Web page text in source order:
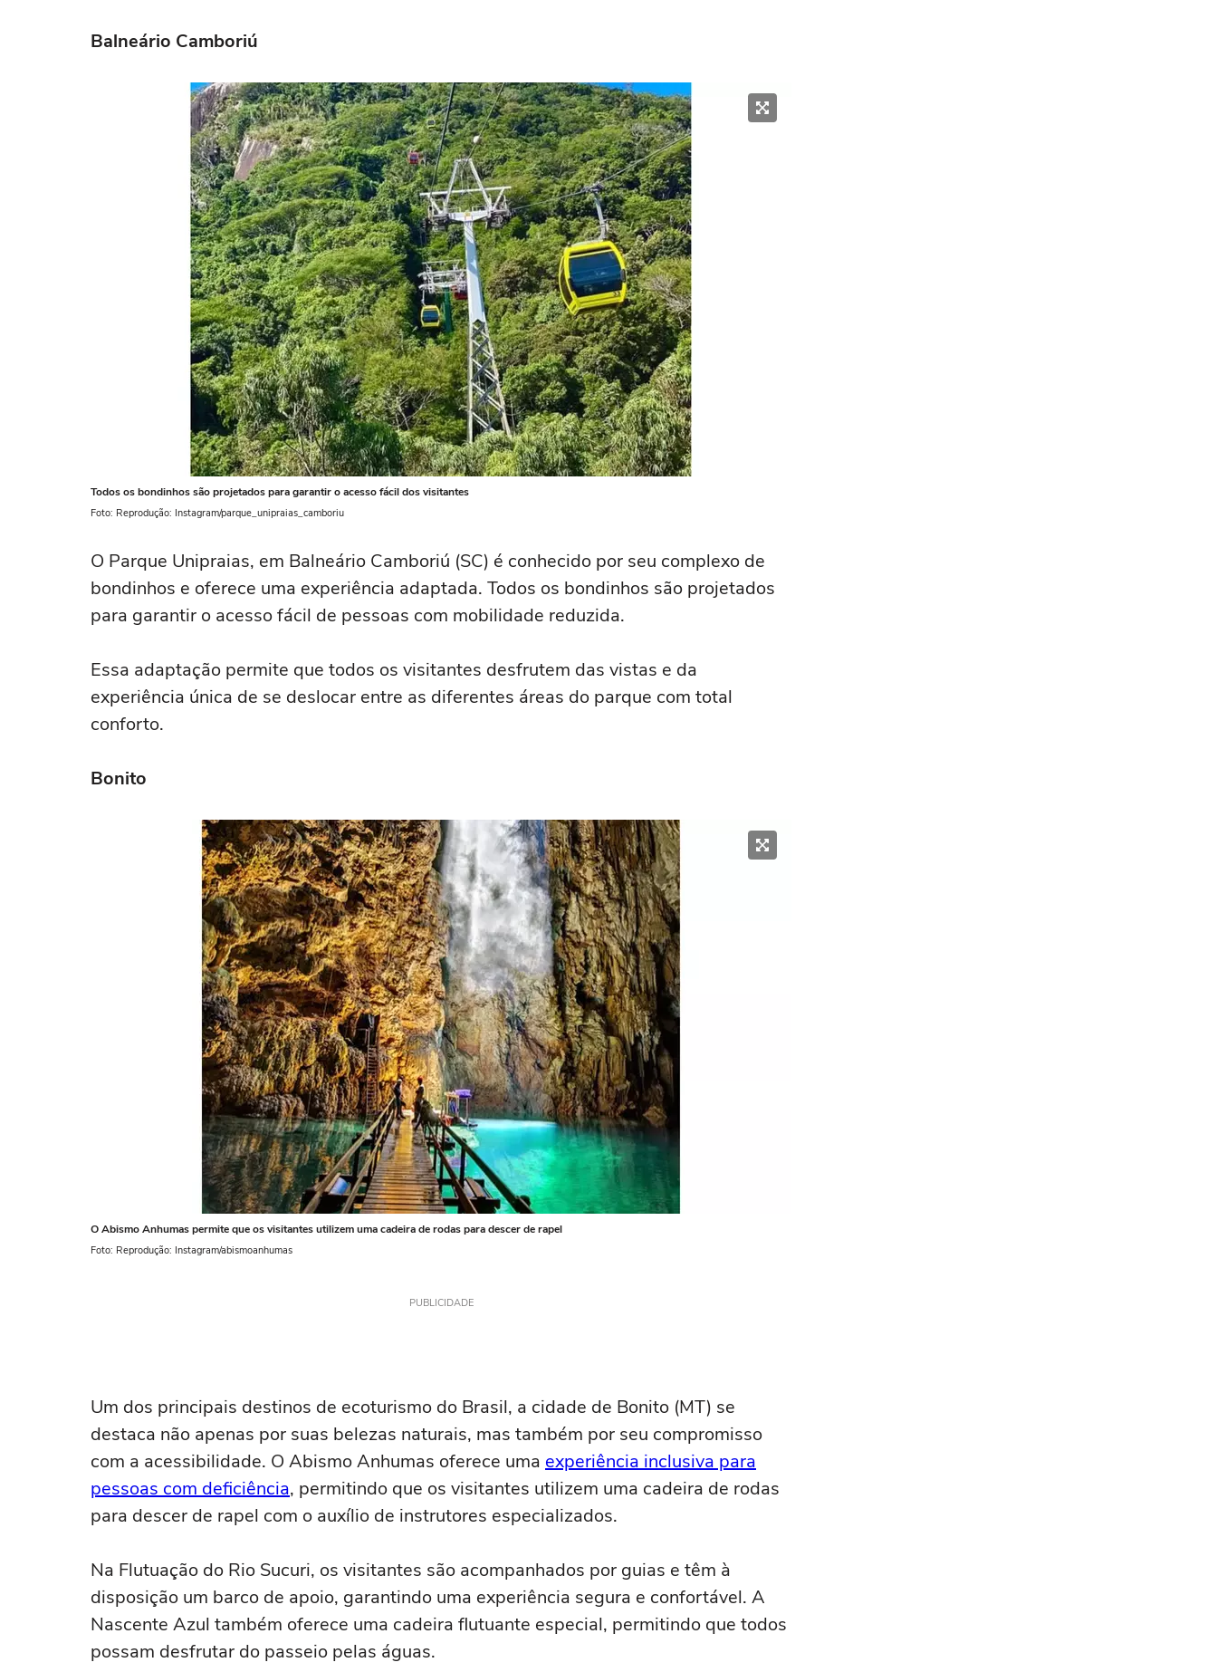
Balneário Camboriú
Todos os bondinhos são projetados para garantir o acesso fácil dos visitantes
Foto: Reprodução: Instagram/parque_unipraias_camboriu
O Parque Unipraias, em Balneário Camboriú (SC) é conhecido por seu complexo de
bondinhos e oferece uma experiência adaptada. Todos os bondinhos são projetados
para garantir o acesso fácil de pessoas com mobilidade reduzida.
Essa adaptação permite que todos os visitantes desfrutem das vistas e da
experiência única de se deslocar entre as diferentes áreas do parque com total
conforto.
Bonito
O Abismo Anhumas permite que os visitantes utilizem uma cadeira de rodas para descer de rapel
Foto: Reprodução: Instagram/abismoanhumas
PUBLICIDADE
Um dos principais destinos de ecoturismo do Brasil, a cidade de Bonito (MT) se
destaca não apenas por suas belezas naturais, mas também por seu compromisso
com a acessibilidade. O Abismo Anhumas oferece uma experiência inclusiva para
pessoas com deficiência, permitindo que os visitantes utilizem uma cadeira de rodas
para descer de rapel com o auxílio de instrutores especializados.
Na Flutuação do Rio Sucuri, os visitantes são acompanhados por guias e têm à
disposição um barco de apoio, garantindo uma experiência segura e confortável. A
Nascente Azul também oferece uma cadeira flutuante especial, permitindo que todos
possam desfrutar do passeio pelas águas.